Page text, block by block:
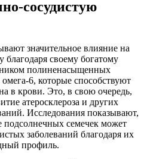
сосудистую
значительное влияние на
благодаря своему богатому
полиненасыщенных
6, которые способствуют
в крови. Это, в свою очередь,
атеросклероза и других
Исследования показывают,
подсолнечных семечек может
заболеваний благодаря их
профиль.